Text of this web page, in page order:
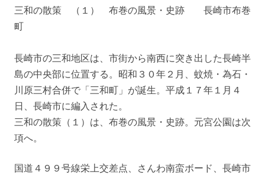
三和の散策 （１） 布巻の風景・史跡 長崎市布巻
町
長崎市の三和地区は、市街から南西に突き出した長崎半
島の中央部に位置する。昭和３０年２月、蚊焼・為石・
川原三村合併で「三和町」が誕生。平成１７年１月４
日、長崎市に編入された。
三和の散策（１）は、布巻の風景・史跡。元宮公園は次
項へ。
国道４９９号線栄上交差点、さんわ南蛮ボード、長崎市